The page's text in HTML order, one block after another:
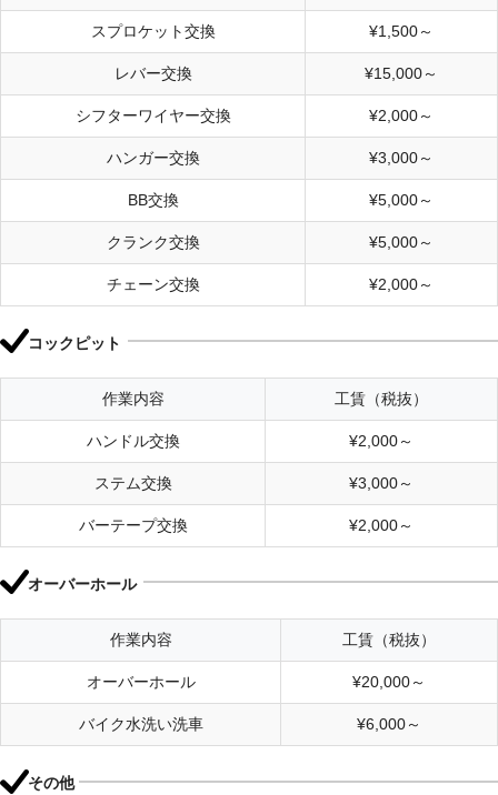
スプロケット交換 ¥1,500～
レバー交換 ¥15,000～
シフターワイヤー交換 ¥2,000～
ハンガー交換 ¥3,000～
BB交換 ¥5,000～
クランク交換 ¥5,000～
チェーン交換 ¥2,000～
コックピット
作業内容 工賃（税抜）
ハンドル交換 ¥2,000～
ステム交換 ¥3,000～
バーテープ交換 ¥2,000～
オーバーホール
作業内容 工賃（税抜）
オーバーホール ¥20,000～
バイク水洗い洗車 ¥6,000～
その他